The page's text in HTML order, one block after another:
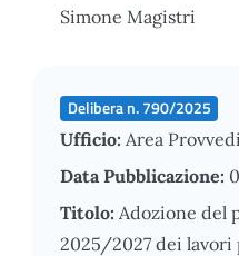
Simone Magistri
Delibera n. 790/2025
Ufficio: Area
Data Pubblicazione:
Titolo: Adozione del
2025/2027 dei